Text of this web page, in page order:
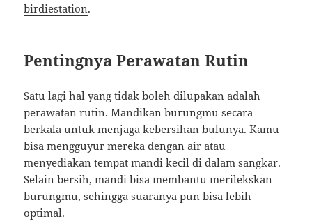
birdiestation.
Pentingnya Perawatan Rutin
Satu lagi hal yang tidak boleh dilupakan adalah
perawatan rutin. Mandikan burungmu secara
berkala untuk menjaga kebersihan bulunya. Kamu
bisa mengguyur mereka dengan air atau
menyediakan tempat mandi kecil di dalam sangkar.
Selain bersih, mandi bisa membantu merilekskan
burungmu, sehingga suaranya pun bisa lebih
optimal.